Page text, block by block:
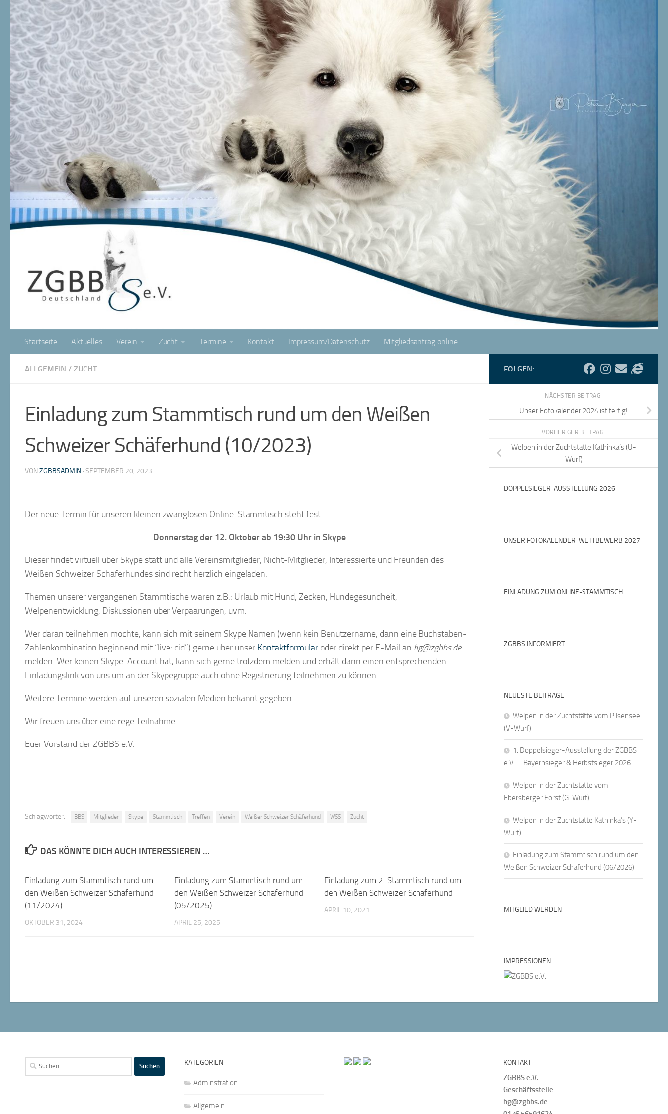
Zum Inhalt springen
Startseite Aktuelles Verein Zucht Termine Kontakt Impressum/Datenschutz Mitgliedsantrag online
ALLGEMEIN / ZUCHT
Einladung zum Stammtisch rund um den Weißen
Schweizer Schäferhund (10/2023)
VON ZGBBSADMIN · SEPTEMBER 20, 2023
Der neue Termin für unseren kleinen zwanglosen Online-Stammtisch steht fest:
Donnerstag der 12. Oktober ab 19:30 Uhr in Skype
Dieser findet virtuell über Skype statt und alle Vereinsmitglieder, Nicht-Mitglieder, Interessierte und Freunden des
Weißen Schweizer Schäferhundes sind recht herzlich eingeladen.
Themen unserer vergangenen Stammtische waren z.B.: Urlaub mit Hund, Zecken, Hundegesundheit,
Welpenentwicklung, Diskussionen über Verpaarungen, uvm.
Wer daran teilnehmen möchte, kann sich mit seinem Skype Namen (wenn kein Benutzername, dann eine Buchstaben-
Zahlenkombination beginnend mit “live:.cid”) gerne über unser Kontaktformular oder direkt per E-Mail an hg@zgbbs.de
melden. Wer keinen Skype-Account hat, kann sich gerne trotzdem melden und erhält dann einen entsprechenden
Einladungslink von uns um an der Skypegruppe auch ohne Registrierung teilnehmen zu können.
Weitere Termine werden auf unseren sozialen Medien bekannt gegeben.
Wir freuen uns über eine rege Teilnahme.
Euer Vorstand der ZGBBS e.V.
Schlagwörter: BBS Mitglieder Skype Stammtisch Treffen Verein Weißer Schweizer Schäferhund WSS Zucht
DAS KÖNNTE DICH AUCH INTERESSIEREN …
Einladung zum Stammtisch rund um
den Weißen Schweizer Schäferhund
(11/2024)
OKTOBER 31, 2024
Einladung zum Stammtisch rund um
den Weißen Schweizer Schäferhund
(05/2025)
APRIL 25, 2025
Einladung zum 2. Stammtisch rund um
den Weißen Schweizer Schäferhund
APRIL 10, 2021
FOLGEN:
NÄCHSTER BEITRAG
Unser Fotokalender 2024 ist fertig!
VORHERIGER BEITRAG
Welpen in der Zuchtstätte Kathinka’s (U-
Wurf)
DOPPELSIEGER-AUSSTELLUNG 2026
UNSER FOTOKALENDER-WETTBEWERB 2027
EINLADUNG ZUM ONLINE-STAMMTISCH
ZGBBS INFORMIERT
NEUESTE BEITRÄGE
Welpen in der Zuchtstätte vom Pilsensee
(V-Wurf)
1. Doppelsieger-Ausstellung der ZGBBS
e.V. – Bayernsieger & Herbstsieger 2026
Welpen in der Zuchtstätte vom
Ebersberger Forst (G-Wurf)
Welpen in der Zuchtstätte Kathinka’s (Y-
Wurf)
Einladung zum Stammtisch rund um den
Weißen Schweizer Schäferhund (06/2026)
MITGLIED WERDEN
IMPRESSIONEN
Suchen
nach:
KATEGORIEN
Adminstration
Allgemein
KONTAKT
ZGBBS e.V.
Geschäftsstelle
hg@zgbbs.de